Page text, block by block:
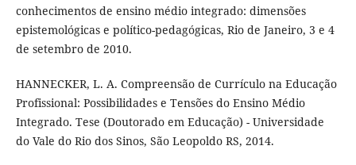
conhecimentos de ensino médio integrado: dimensões
epistemológicas e político-pedagógicas, Rio de Janeiro, 3 e 4
de setembro de 2010.
HANNECKER, L. A. Compreensão de Currículo na Educação
Profissional: Possibilidades e Tensões do Ensino Médio
Integrado. Tese (Doutorado em Educação) - Universidade
do Vale do Rio dos Sinos, São Leopoldo RS, 2014.